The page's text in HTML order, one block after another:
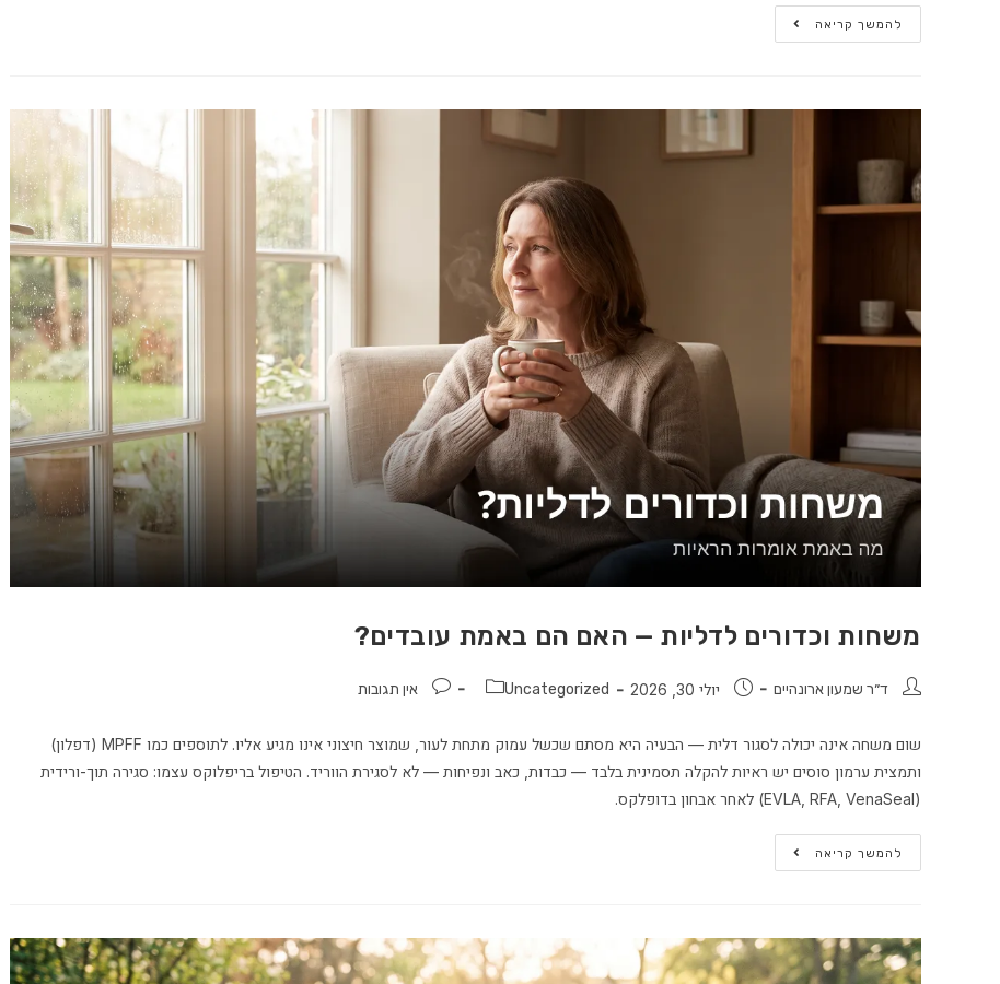
להמשך קריאה
משחות וכדורים לדליות — האם הם באמת עובדים?
ד״ר שמעון ארונהיים יולי 30, 2026 Uncategorized אין תגובות
שום משחה אינה יכולה לסגור דלית — הבעיה היא מסתם שכשל עמוק מתחת לעור, שמוצר חיצוני אינו מגיע אליו. לתוספים כמו MPFF (דפלון)
ותמצית ערמון סוסים יש ראיות להקלה תסמינית בלבד — כבדות, כאב ונפיחות — לא לסגירת הווריד. הטיפול בריפלוקס עצמו: סגירה תוך-ורידית
(EVLA, RFA, VenaSeal) לאחר אבחון בדופלקס.
להמשך קריאה